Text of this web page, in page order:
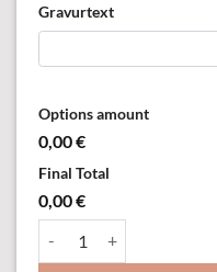
Gravurtext
Options amount
0,00 €
Final Total
0,00 €